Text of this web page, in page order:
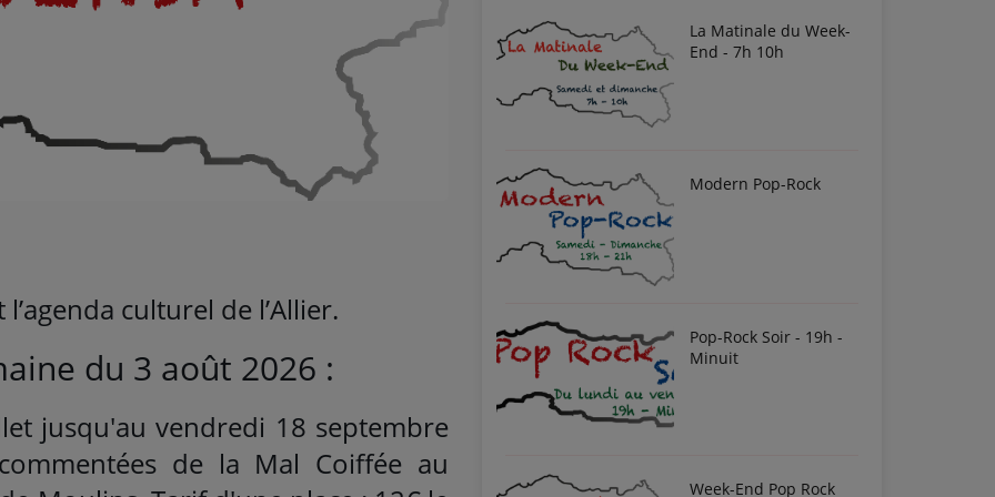
culturel de l’Allier.
du 3 août 2026 :
jusqu'au vendredi 18 septembre
de la Mal Coiffée au
La Matinale du Week-
End - 7h 10h
Modern Pop-Rock
Pop-Rock Soir - 19h -
Minuit
Week-End Pop Rock